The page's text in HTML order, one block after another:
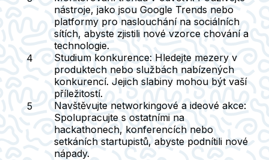
nástroje, jako jsou Google Trends nebo
platformy pro naslouchání na sociálních
sítích, abyste zjistili nové vzorce chování a
technologie.
Studium konkurence: Hledejte mezery v
produktech nebo službách nabízených
konkurencí. Jejich slabiny mohou být vaší
příležitostí.
Navštěvujte networkingové a ideové akce:
Spolupracujte s ostatními na
hackathonech, konferencích nebo
setkáních startupistů, abyste podnítili nové
nápady.